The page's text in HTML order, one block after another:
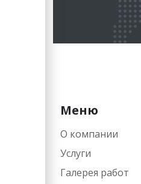
Меню
О компании
Услуги
Галерея работ